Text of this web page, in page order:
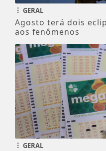
GERAL
Agosto terá dois
aos fenômenos
GERAL